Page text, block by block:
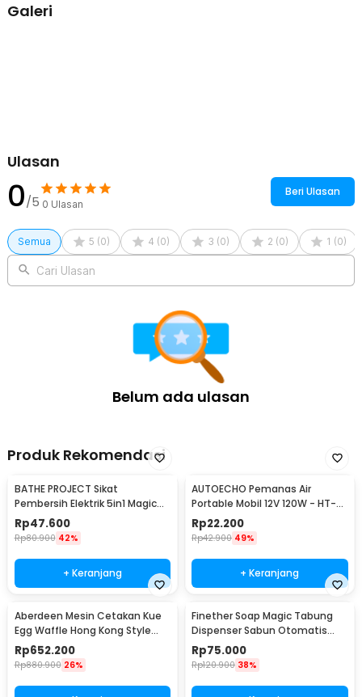
Galeri
Ulasan
0/5 0 Ulasan
Beri Ulasan
Semua 5 (0) 4 (0) 3 (0) 2 (0) 1 (0)
Cari Ulasan
Belum ada ulasan
Produk Rekomendasi
BATHE PROJECT Sikat
Pembersih Elektrik 5in1 Magic
Brush Rechargeable - WQ8110
Rp47.600
Rp80.900 42%
+ Keranjang
AUTOECHO Pemanas Air
Portable Mobil 12V 120W - HT-
2090
Rp22.200
Rp42.900 49%
+ Keranjang
Aberdeen Mesin Cetakan Kue
Egg Waffle Hong Kong Style
220V 1400W - YN-6
Rp652.200
Rp880.900 26%
Finether Soap Magic Tabung
Dispenser Sabun Otomatis
400ml - AD-03
Rp75.000
Rp120.900 38%